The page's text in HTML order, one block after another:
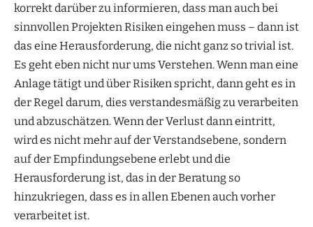
korrekt darüber zu informieren, dass man auch bei
sinnvollen Projekten Risiken eingehen muss – dann ist
das eine Herausforderung, die nicht ganz so trivial ist.
Es geht eben nicht nur ums Verstehen. Wenn man eine
Anlage tätigt und über Risiken spricht, dann geht es in
der Regel darum, dies verstandesmäßig zu verarbeiten
und abzuschätzen. Wenn der Verlust dann eintritt,
wird es nicht mehr auf der Verstandsebene, sondern
auf der Empfindungsebene erlebt und die
Herausforderung ist, das in der Beratung so
hinzukriegen, dass es in allen Ebenen auch vorher
verarbeitet ist.